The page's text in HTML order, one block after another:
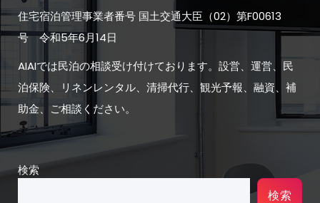
住宅宿泊管理事業者番号 国土交通大臣（02）第F00613
号 令和5年6月14日
AIAIでは民泊の相談受け付けております。設営、運営、民
泊保険、リネンレンタル、清掃代行、観光予報、融資、補
助金、ご相談ください。
検索
検索